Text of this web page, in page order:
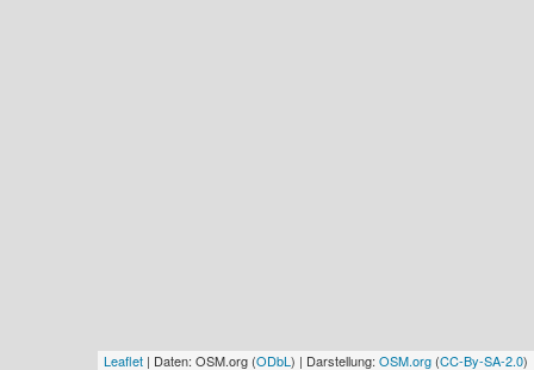
Leaflet | Daten: OSM.org (ODbL ) | Darstellung: OSM.org (CC-By-SA-2.0)